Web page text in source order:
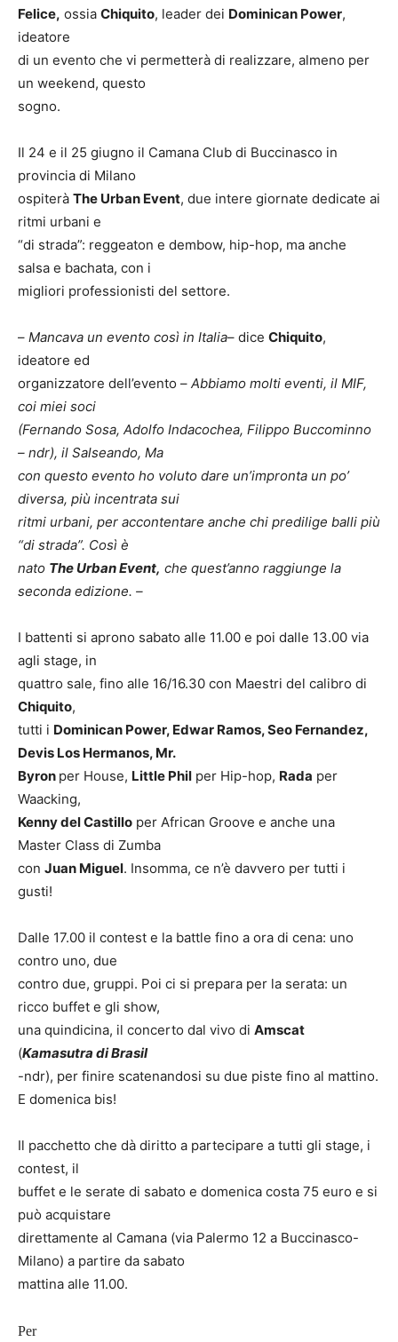
Felice, ossia Chiquito, leader dei Dominican Power,
ideatore
di un evento che vi permetterà di realizzare, almeno per
un weekend, questo
sogno.
Il 24 e il 25 giugno il Camana Club di Buccinasco in
provincia di Milano
ospiterà The Urban Event, due intere giornate dedicate ai
ritmi urbani e
“di strada”: reggeaton e dembow, hip-hop, ma anche
salsa e bachata, con i
migliori professionisti del settore.
– Mancava un evento così in Italia– dice Chiquito,
ideatore ed
organizzatore dell’evento – Abbiamo molti eventi, il MIF,
coi miei soci
(Fernando Sosa, Adolfo Indacochea, Filippo Buccominno
– ndr), il Salseando, Ma
con questo evento ho voluto dare un’impronta un po’
diversa, più incentrata sui
ritmi urbani, per accontentare anche chi predilige balli più
“di strada”. Così è
nato The Urban Event, che quest’anno raggiunge la
seconda edizione. –
I battenti si aprono sabato alle 11.00 e poi dalle 13.00 via
agli stage, in
quattro sale, fino alle 16/16.30 con Maestri del calibro di
Chiquito,
tutti i Dominican Power, Edwar Ramos, Seo Fernandez,
Devis Los Hermanos, Mr.
Byron per House, Little Phil per Hip-hop, Rada per
Waacking,
Kenny del Castillo per African Groove e anche una
Master Class di Zumba
con Juan Miguel. Insomma, ce n’è davvero per tutti i
gusti!
Dalle 17.00 il contest e la battle fino a ora di cena: uno
contro uno, due
contro due, gruppi. Poi ci si prepara per la serata: un
ricco buffet e gli show,
una quindicina, il concerto dal vivo di Amscat
(Kamasutra di Brasil
-ndr), per finire scatenandosi su due piste fino al mattino.
E domenica bis!
Il pacchetto che dà diritto a partecipare a tutti gli stage, i
contest, il
buffet e le serate di sabato e domenica costa 75 euro e si
può acquistare
direttamente al Camana (via Palermo 12 a Buccinasco-
Milano) a partire da sabato
mattina alle 11.00.
Per